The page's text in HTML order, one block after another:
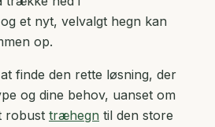
et nyt, velvalgt hegn kan
op.
finde den rette løsning, der
og dine behov, uanset om
robust træhegn til den store